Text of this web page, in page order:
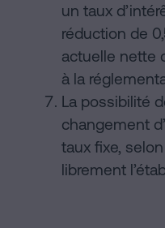
un taux
réduction de
actuelle nette
à la
La possibilité
changement
taux fixe,
librement